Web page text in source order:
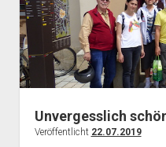
Unvergesslich
Veröffentlicht 22.07.2019